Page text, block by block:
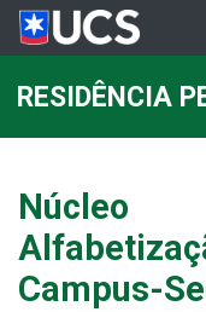
RESIDÊNCIA
Núcleo
Campus-